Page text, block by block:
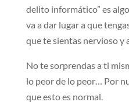
delito informático” es
va a dar lugar a que
que te sientas nervioso y
No te sorprendas a ti
lo peor de lo peor… Por
que esto es normal.